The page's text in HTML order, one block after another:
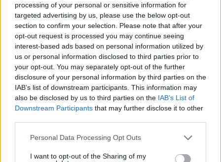
processing of your personal or sensitive information for
targeted advertising by us, please use the below opt-out
section to confirm your selection. Please note that after your
opt-out request is processed you may continue seeing
interest-based ads based on personal information utilized by
us or personal information disclosed to third parties prior to
your opt-out. You may separately opt-out of the further
disclosure of your personal information by third parties on the
IAB’s list of downstream participants. This information may
also be disclosed by us to third parties on the IAB’s List of
Downstream Participants that may further disclose it to other
Please note that this website/app uses one or more Google
not limited to your visit or usage behaviour. You may click to
Personal Data Processing Opt Outs
I want to opt-out of the Sharing of my
που ο μόνος λόγος που κατέβηκαν μαζικά
στους δρόμους τα τελευταία χρόνια οι Γάλλοι
είναι για να μην αυξηθεί το όριο ηλικίας
συνταξιοδότησης τους από τα 60 στα 62
χρόνια (μεταρρύθμιση Μακρόν)….και τώρα
τσακώνονται η Λεπέν και ο Μελανσόν για το
ποιος θα νικήσει στις Εκλογές τους, για να
διαγράψει αυτή την αύξηση των 2 ετών, όταν
στην υπόλοιπη ΕΕ το όριο τείνει στα 67….δεν
υπάρχει εκεί ένας πολιτικός αρκετά
θαρραλέος, για να τους πει το προφανές; Ότι
ηλικίας να ανεβαίνει και στην Γαλλία να πέφτει,